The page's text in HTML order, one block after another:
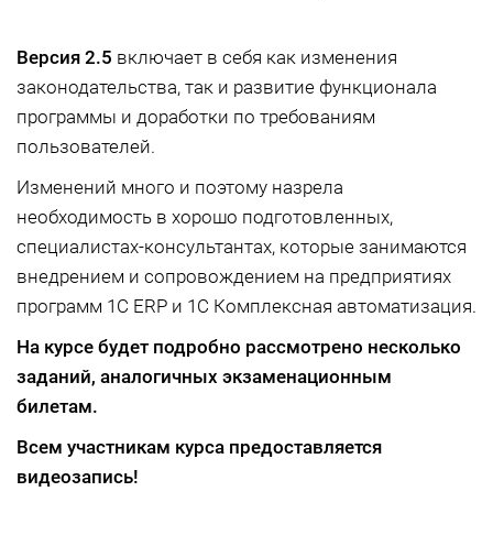
Версия 2.5 включает в себя как изменения
законодательства, так и развитие функционала
программы и доработки по требованиям
пользователей.
Изменений много и поэтому назрела
необходимость в хорошо подготовленных,
специалистах-консультантах, которые занимаются
внедрением и сопровождением на предприятиях
программ 1С ERP и 1С Комплексная автоматизация.
На курсе будет подробно рассмотрено несколько
заданий, аналогичных экзаменационным
билетам.
Всем участникам курса предоставляется
видеозапись!